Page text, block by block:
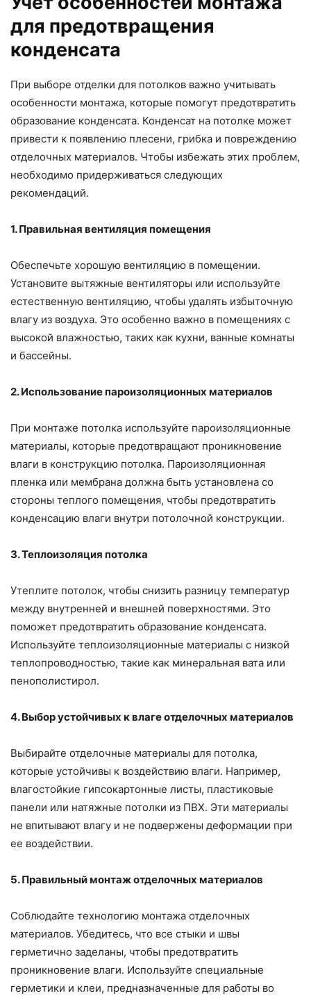
для предотвращения
конденсата
При выборе отделки для потолков важно учитывать
особенности монтажа, которые помогут предотвратить
образование конденсата. Конденсат на потолке может
привести к появлению плесени, грибка и повреждению
отделочных материалов. Чтобы избежать этих проблем,
необходимо придерживаться следующих
рекомендаций.
1. Правильная вентиляция помещения
Обеспечьте хорошую вентиляцию в помещении.
Установите вытяжные вентиляторы или используйте
естественную вентиляцию, чтобы удалять избыточную
влагу из воздуха. Это особенно важно в помещениях с
высокой влажностью, таких как кухни, ванные комнаты
и бассейны.
2. Использование пароизоляционных материалов
При монтаже потолка используйте пароизоляционные
материалы, которые предотвращают проникновение
влаги в конструкцию потолка. Пароизоляционная
пленка или мембрана должна быть установлена со
стороны теплого помещения, чтобы предотвратить
конденсацию влаги внутри потолочной конструкции.
3. Теплоизоляция потолка
Утеплите потолок, чтобы снизить разницу температур
между внутренней и внешней поверхностями. Это
поможет предотвратить образование конденсата.
Используйте теплоизоляционные материалы с низкой
теплопроводностью, такие как минеральная вата или
пенополистирол.
4. Выбор устойчивых к влаге отделочных материалов
Выбирайте отделочные материалы для потолка,
которые устойчивы к воздействию влаги. Например,
влагостойкие гипсокартонные листы, пластиковые
панели или натяжные потолки из ПВХ. Эти материалы
не впитывают влагу и не подвержены деформации при
ее воздействии.
5. Правильный монтаж отделочных материалов
Соблюдайте технологию монтажа отделочных
материалов. Убедитесь, что все стыки и швы
герметично заделаны, чтобы предотвратить
проникновение влаги. Используйте специальные
герметики и клеи, предназначенные для работы во